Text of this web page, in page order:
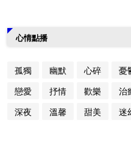
心情點播
孤獨 幽默 心碎 憂
戀愛
抒情 歡樂 治
深夜
溫馨 甜美 迷